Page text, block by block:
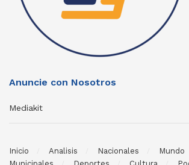
Anuncie con Nosotros
Mediakit
Inicio Analisis Nacionales
Mundo